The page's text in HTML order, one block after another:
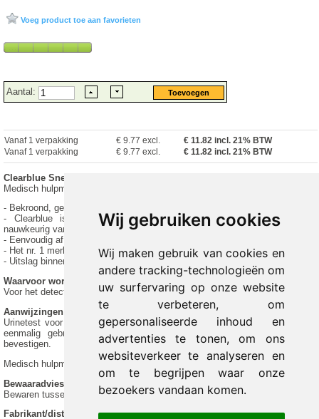
Wij gebruiken cookies
Wij maken gebruik van cookies en
andere tracking-technologieën om
uw surfervaring op onze website
te verbeteren, om
gepersonaliseerde inhoud en
advertenties te tonen, om ons
websiteverkeer te analyseren en
om te begrijpen waar onze
bezoekers vandaan komen.
Voeg product toe aan favorieten
Aantal:
Vanaf 1 verpakking € 9.77 excl. €11.82 incl. 21% BTW
Vanaf 1 verpakking
€ 9.77 excl. € 11.82 incl. 21% BTW
Clearblue Snelle detectie
Medisch hulpmiddel
- Bekroond, gebruiksvriendelijk ontwerp
- Clearblue is veruit het nauwkeurigst: Clearblue is meer dan 99%
nauwkeurig vanaf de dag waarop je menstruatie zou moeten beginnen
- Eenvoudig af te lezen positieve (+) of negatieve (-) uitslagen
- Het nr. 1 merk in verkoop wereldwijd (gegevens beschikbaar)
- Uitslag binnen één minuut
Waarvoor wordt dit middel gebruikt
Voor het detecteren van een zwangerschap.
Aanwijzingen voor het gebruik
Urinetest voor thuisgebruik. Enkel voor in vitro diagnostisch gebruik. Voor
eenmalig gebruik. Wacht 3 minuten om de uitslag 'Niet zwanger' te
bevestigen.
Medisch hulpmiddel. Lees voor gebruik de gebruiksaanwijzing.
Bewaaradvies
Bewaren tussen 2°C en 30°C.
Fabrikant/distributeur